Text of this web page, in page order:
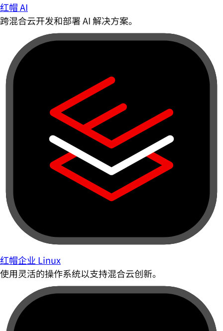
红帽 AI
跨混合云开发和部署 AI 解决方案。
红帽企业 Linux
使用灵活的操作系统以支持混合云创新。